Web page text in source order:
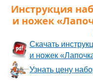
Инструкция
и ножек
Скачать
и ножек
Узнать цену